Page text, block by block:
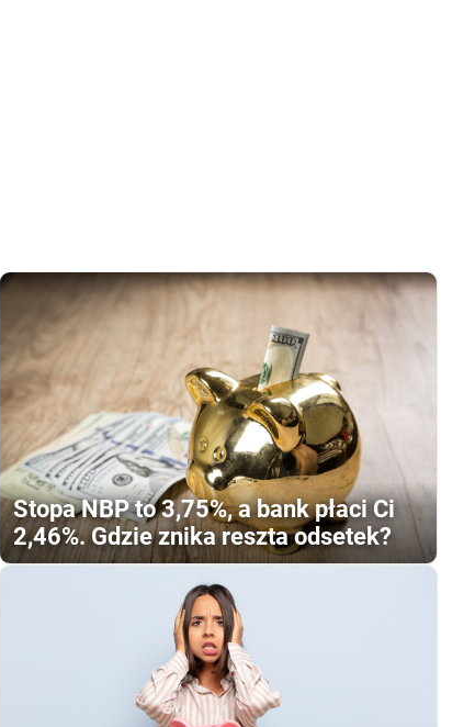
Stopa NBP to 3,75%, a bank płaci Ci
2,46%. Gdzie znika reszta odsetek?